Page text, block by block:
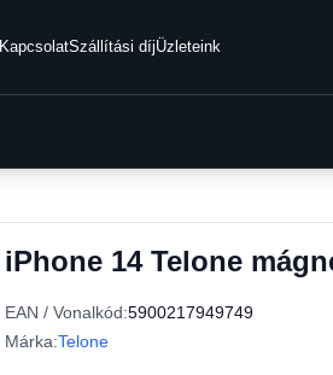
KapcsolatSzállítási díjÜzleteink
iPhone 14 Telone
EAN / Vonalkód:5900217949749
Márka:Telone